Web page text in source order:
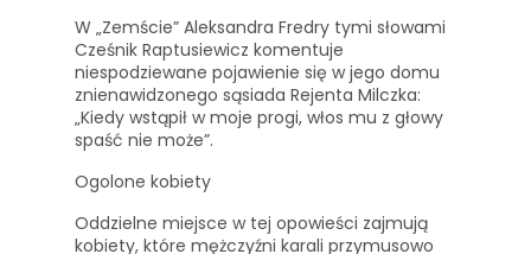
W „Zemście” Aleksandra Fredry tymi słowami
Cześnik Raptusiewicz komentuje
niespodziewane pojawienie się w jego domu
znienawidzonego sąsiada Rejenta Milczka:
„Kiedy wstąpił w moje progi, włos mu z głowy
spaść nie może”.
Ogolone kobiety
Oddzielne miejsce w tej opowieści zajmują
kobiety, które mężczyźni karali przymusowo